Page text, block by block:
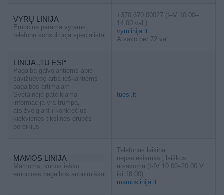
VYRŲ LINIJA
Emocinė parama vyrams,
telefonu konsultuoja specialistai
+370 670 00027 (I–V 10.00–
14.00 val.)
vyrulinija.lt
Atsako per 72 val.
LINIJA „TU ESI“
Pagalba galvojantiems apie
savižudybę arba ieškantiems
pagalbos artimajam
Svetainėje pateikiama
informacija yra trumpa,
atsižvelgiant į konkrečius
kiekvienos tikslinės grupės
poreikius
tuesi.lt
MAMOS LINIJA
Mamoms, kurios ieško
emocinės pagalbos anonimiškai
Telefonas laikinai
nepasiekiamas į laiškus
atsakoma (I-IV 10.00–20.00 V
iki 18.00)
mamoslinija.lt